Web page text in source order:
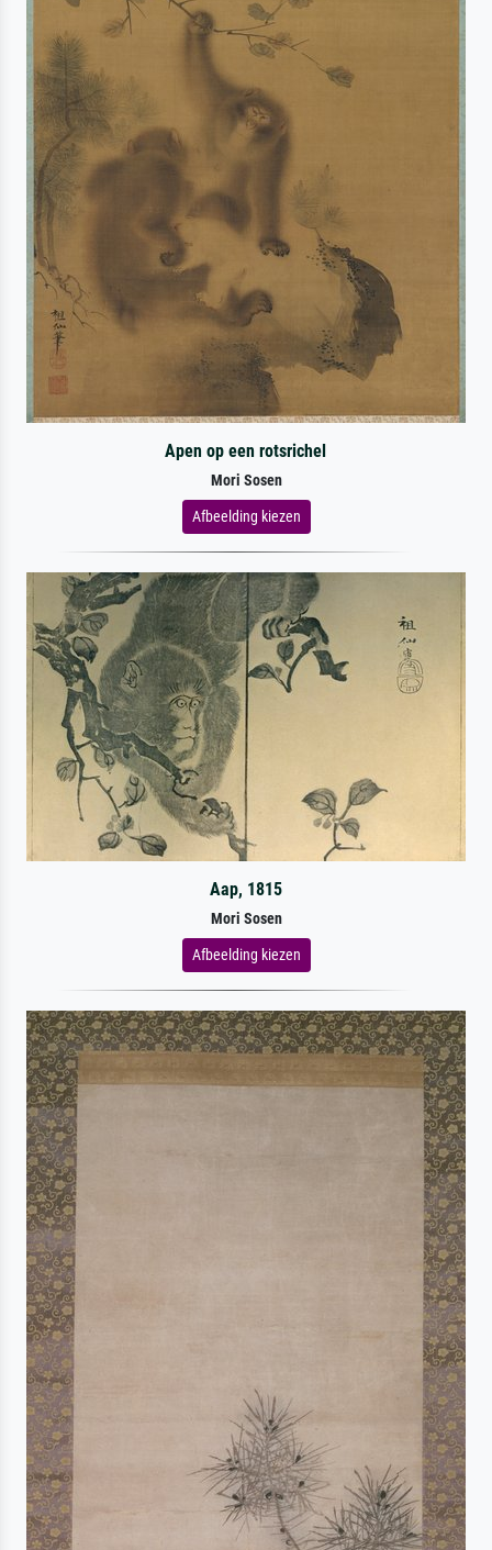
Apen op een rotsrichel
Mori Sosen
Afbeelding kiezen
Aap, 1815
Mori Sosen
Afbeelding kiezen